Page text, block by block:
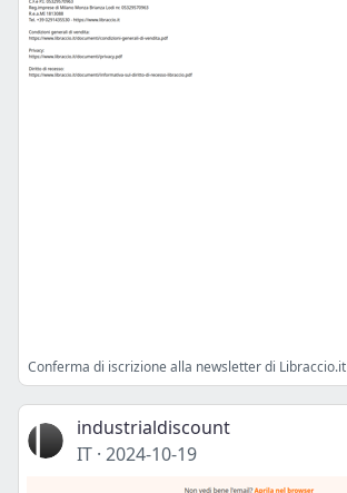
Conferma di iscrizione alla newsletter di Libraccio.it
industrialdiscount
IT · 2024-10-19